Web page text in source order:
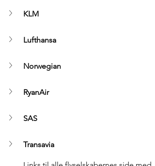
KLM
Lufthansa
Norwegian
RyanAir
SAS
Transavia